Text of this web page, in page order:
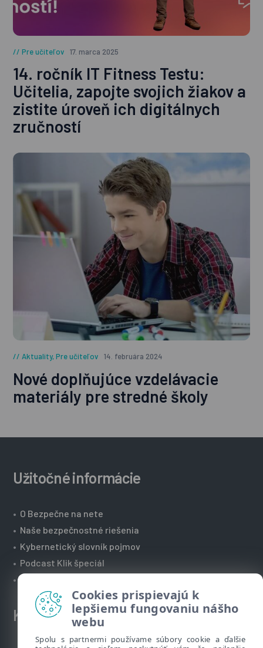
Pre učiteľov 17. marca 2025
14. ročník IT Fitness Testu:
Učitelia, zapojte svojich žiakov a
zistite úroveň ich digitálnych
zručností
Aktuality,Pre učiteľov 14. februára 2024
Nové doplňujúce vzdelávacie
materiály pre stredné školy
Užitočné informácie
• O Bezpečne na nete
• Naše bezpečnostné riešenia
• Kybernetický slovník pojmov
• Podcast Klik špeciál
•Technická podpora spoločnosti ESET
Kontakt
Cookies prispievajú k
lepšiemu fungovaniu nášho
webu
Spolu s partnermi používame súbory cookie a ďalšie